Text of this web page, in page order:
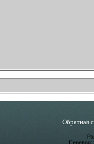
Обратная
Перевод: